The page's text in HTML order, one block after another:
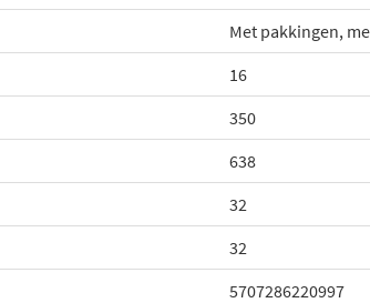
Met pakkingen,
16
350
638
32
32
5707286220997